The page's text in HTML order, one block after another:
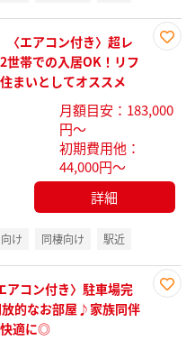
録
〈エアコン付き〉超レ
帯での入居OK！リフ
まいとしてオススメ
月額目安：183,000
円～
初期費用他：
44,000円～
詳細
け 同棲向け 駅近
アコン付き〉駐車場完
的なお部屋♪家族同伴
適に◎